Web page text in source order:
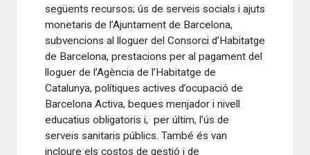
següents recursos; ús de serveis socials i ajuts
monetaris de l’Ajuntament de Barcelona,
subvencions al lloguer del Consorci d’Habitatge
de Barcelona, prestacions per al pagament del
lloguer de l’Agència de l’Habitatge de
Catalunya, polítiques actives d’ocupació de
Barcelona Activa, beques menjador i nivell
educatius obligatoris i, per últim, l’ús de
serveis sanitaris públics. També és van
incloure els costos de gestió i de